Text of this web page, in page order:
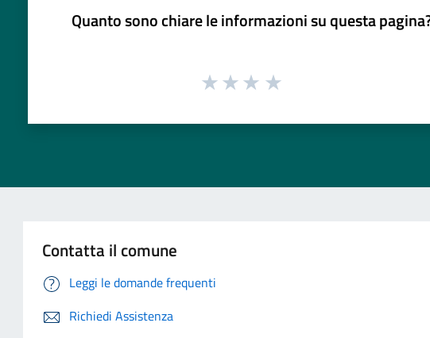
Quanto sono chiare le informazioni su questa
Contatta il comune
Leggi le domande frequenti
Richiedi Assistenza